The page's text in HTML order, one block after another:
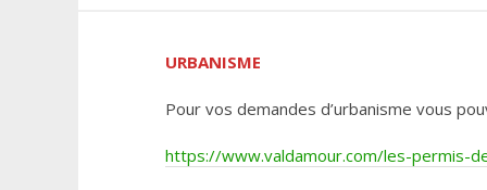
URBANISME
Pour vos demandes d’urbanisme vous
https://www.valdamour.com/les-permis-